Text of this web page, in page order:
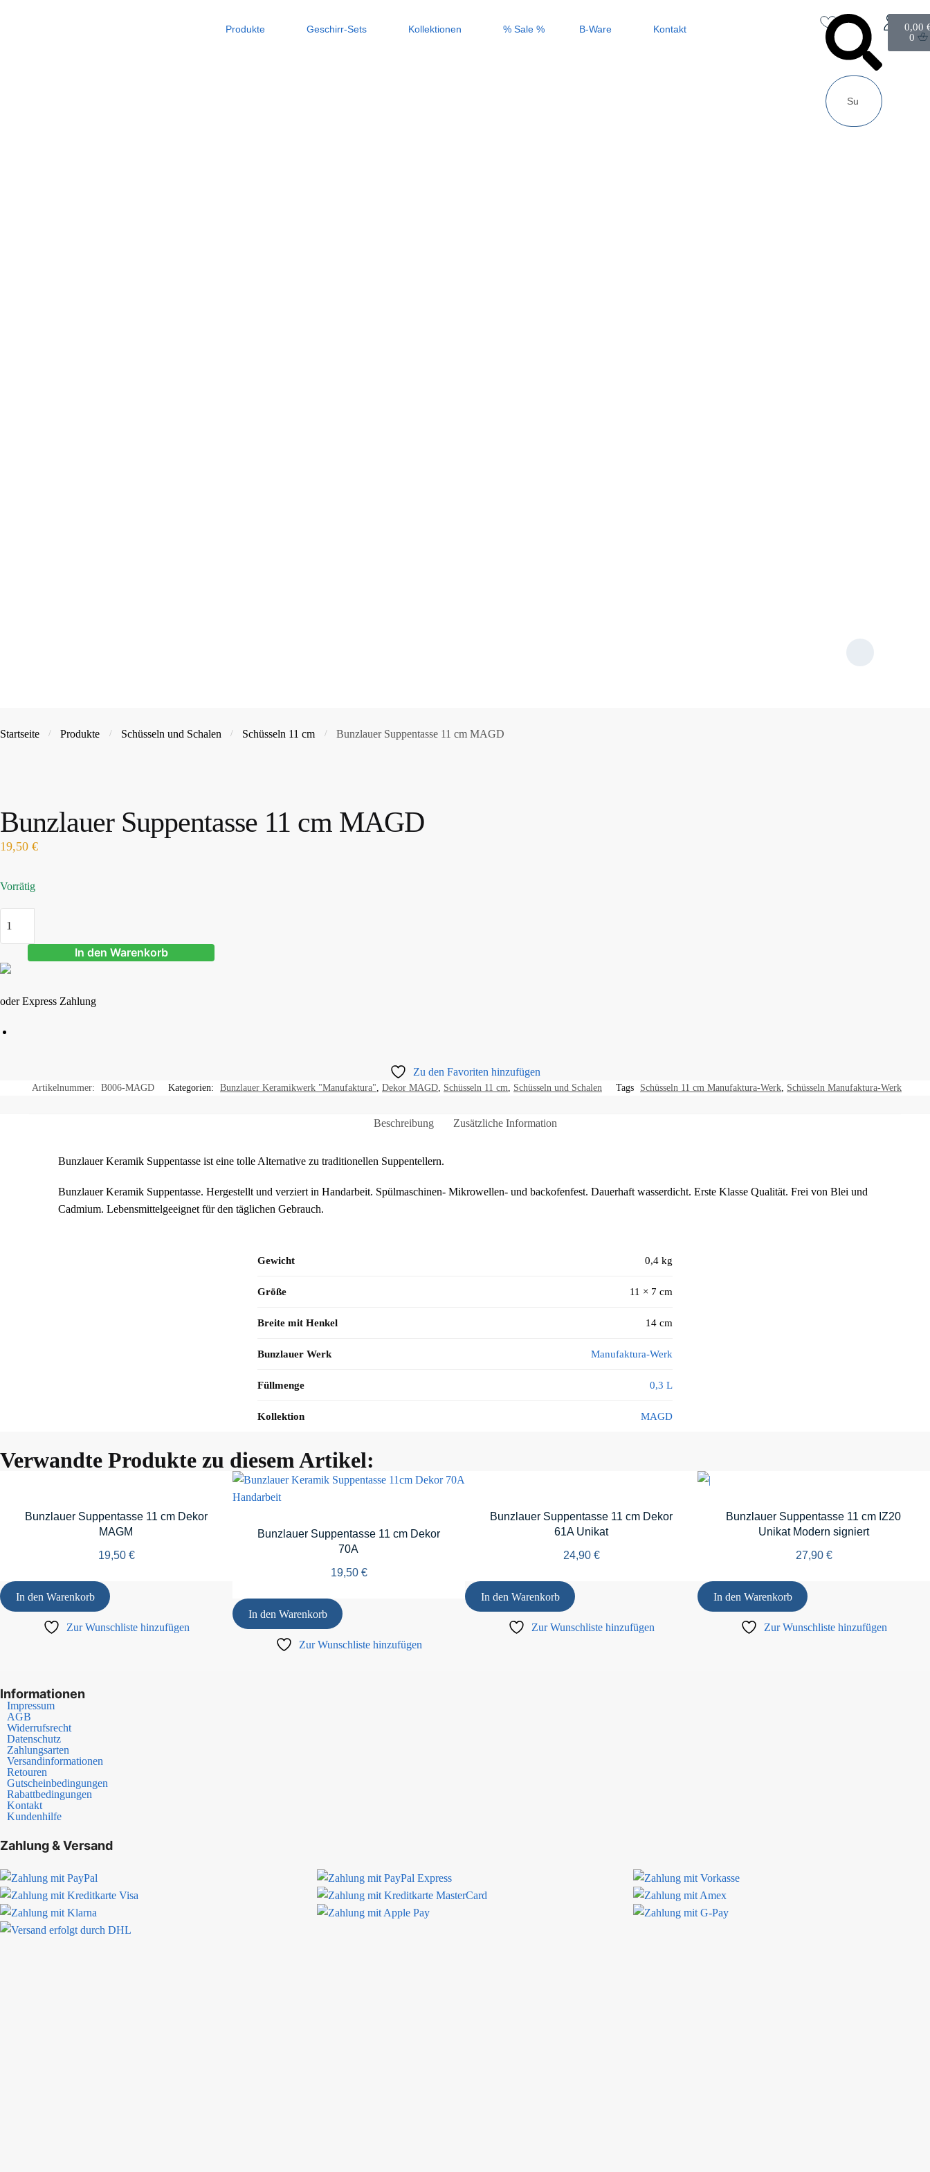
Produkte Geschirr-Sets Kollektionen % Sale % B-Ware Kontakt 0,00
0
Startseite / Produkte / Schüsseln und Schalen / Schüsseln 11 cm / Bunzlauer Suppentasse 11 cm MAGD
Bunzlauer Suppentasse 11 cm MAGD
19,50 €
Vorrätig
In den Warenkorb
oder Express Zahlung
Zu den Favoriten hinzufügen
Artikelnummer: B006-MAGD Kategorien: Bunzlauer Keramikwerk "Manufaktura" Dekor MAGD Schüsseln 11 cm Schüsseln und Schalen Tags Schüsseln 11 cm Manufaktura-Werk Schüsseln Manufaktura-Werk
Beschreibung Zusätzliche Information
Bunzlauer Keramik Suppentasse ist eine tolle Alternative zu traditionellen Suppentellern.
Bunzlauer Keramik Suppentasse. Hergestellt und verziert in Handarbeit. Spülmaschinen- Mikrowellen- und backofenfest. Dauerhaft wasserdicht. Erste Klasse Qualität. Frei von Blei und
Cadmium. Lebensmittelgeeignet für den täglichen Gebrauch.
Gewicht 0,4 kg
Größe 11 × 7 cm
Breite mit Henkel 14 cm
Bunzlauer Werk Manufaktura-Werk
Füllmenge 0,3 L
Kollektion MAGD
Verwandte Produkte zu diesem Artikel:
Bunzlauer Suppentasse 11 cm Dekor
MAGM
19,50 €
In den Warenkorb
Zur Wunschliste hinzufügen
Bunzlauer Suppentasse 11 cm Dekor
70A
19,50 €
In den Warenkorb
Zur Wunschliste hinzufügen
Bunzlauer Suppentasse 11 cm Dekor
61A Unikat
24,90 €
In den Warenkorb
Zur Wunschliste hinzufügen
Bunzlauer Suppentasse 11 cm IZ20
Unikat Modern signiert
27,90 €
In den Warenkorb
Zur Wunschliste hinzufügen
Informationen
Impressum
AGB
Widerrufsrecht
Datenschutz
Zahlungsarten
Versandinformationen
Retouren
Gutscheinbedingungen
Rabattbedingungen
Kontakt
Kundenhilfe
Zahlung & Versand